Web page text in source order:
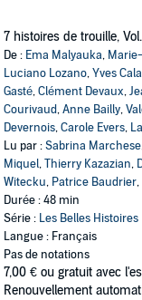
7 histoires de trouille, Vol.
De : Ema Malyauka,
Luciano Lozano,Yves
Gasté,Clément Devaux,
Courivaud,Anne Bailly,
Devernois,Carole Evers,
Lu par :Sabrina Marchese
Miquel,Thierry Kazazian,
Witecku, Patrice Baudrier,
Durée : 48 min
Série : Les Belles Histoires
Langue : Français
Pas de notations
7,00 € ou gratuit avec
Renouvellement